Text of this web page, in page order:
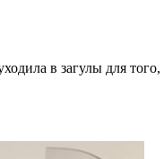
в загулы для